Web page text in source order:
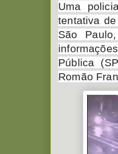
Uma
tentativa
São
Pública
Romão